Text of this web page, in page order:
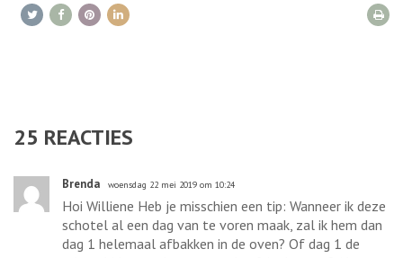
25 REACTIES
Brenda woensdag 22 mei 2019 om 10:24
Hoi Williene Heb je misschien een tip: Wanneer ik deze
schotel al een dag van te voren maak, zal ik hem dan
dag 1 helemaal afbakken in de oven? Of dag 1 de